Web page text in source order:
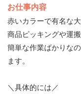
お仕事内容
赤いカラーで有名な
商品ピッキングや運
簡単な作業ばかりな
ます。
＼具体的には／